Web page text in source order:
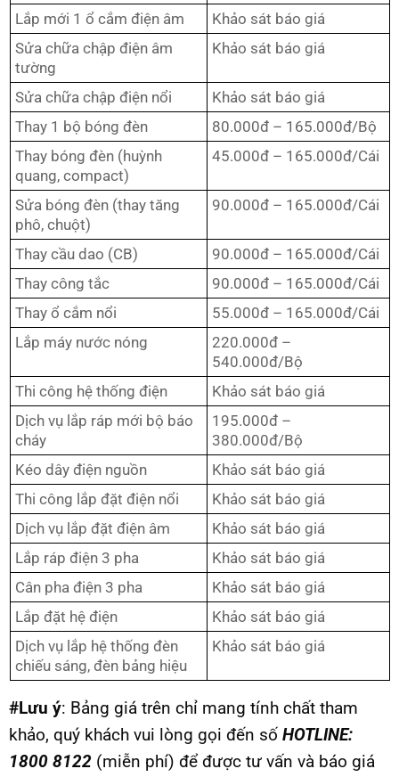
Lắp mới 1 ổ cắm điện âm
Khảo sát báo giá
Sửa chữa chập điện âm
tường
Khảo sát báo giá
Sửa chữa chập điện nổi
Khảo sát báo giá
Thay 1 bộ bóng đèn
80.000đ – 165.000đ/Bộ
Thay bóng đèn (huỳnh
quang, compact)
45.000đ – 165.000đ/Cái
Sửa bóng đèn (thay tăng
phô, chuột)
90.000đ – 165.000đ/Cái
Thay cầu dao (CB)
90.000đ – 165.000đ/Cái
Thay công tắc
90.000đ – 165.000đ/Cái
Thay ổ cắm nổi
55.000đ – 165.000đ/Cái
Lắp máy nước nóng
220.000đ –
540.000đ/Bộ
Thi công hệ thống điện
Khảo sát báo giá
Dịch vụ lắp ráp mới bộ báo
cháy
195.000đ –
380.000đ/Bộ
Kéo dây điện nguồn
Khảo sát báo giá
Thi công lắp đặt điện nổi
Khảo sát báo giá
Dịch vụ lắp đặt điện âm
Khảo sát báo giá
Lắp ráp điện 3 pha
Khảo sát báo giá
Cân pha điện 3 pha
Khảo sát báo giá
Lắp đặt hệ điện
Khảo sát báo giá
Dịch vụ lắp hệ thống đèn
chiếu sáng, đèn bảng hiệu
Khảo sát báo giá
#Lưu ý: Bảng giá trên chỉ mang tính chất tham
khảo, quý khách vui lòng gọi đến số HOTLINE:
1800 8122 (miễn phí) để được tư vấn và báo giá